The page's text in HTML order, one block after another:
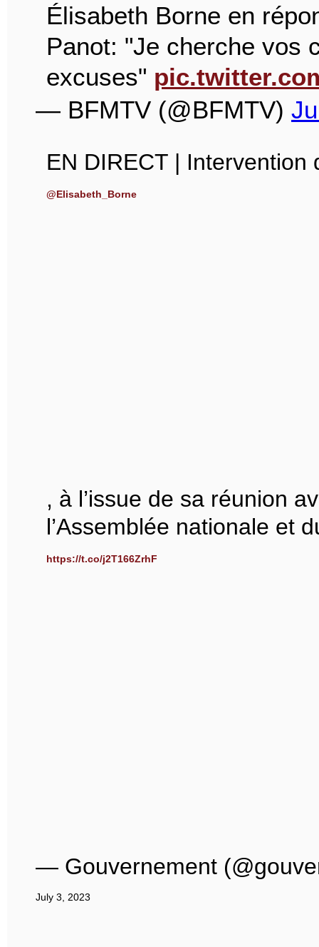
Élisabeth Borne en
Panot: "Je cherche vos
excuses"
— BFMTV (@BFMTV)
EN DIRECT |
@Elisabeth_Borne
, à l’issue de sa réunion
l’Assemblée nationale et
https://t.co/j2T166ZrhF
— Gouvernement
July 3, 2023